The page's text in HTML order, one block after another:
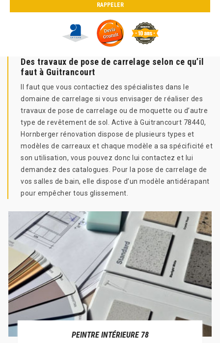
Des travaux de pose de carrelage selon ce qu’il
faut à Guitrancourt
Il faut que vous contactiez des spécialistes dans le
domaine de carrelage si vous envisager de réaliser des
travaux de pose de carrelage ou de moquette ou d’autre
type de revêtement de sol. Active à Guitrancourt 78440,
Hornberger rénovation dispose de plusieurs types et
modèles de carreaux et chaque modèle a sa spécificité et
son utilisation, vous pouvez donc lui contactez et lui
demandez des catalogues. Pour la pose de carrelage de
vos salles de bain, elle dispose d’un modèle antidérapant
pour empêcher tous glissement.
PEINTRE INTÉRIEURE 78